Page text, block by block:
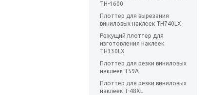
TH-1600
Плоттер для вырезания
виниловых наклеек TH740LX
Режущий плоттер для
изготовления наклеек
TH330LX
Плоттер для резки виниловых
наклеек T59A
Плоттер для резки виниловых
наклеек T-48XL